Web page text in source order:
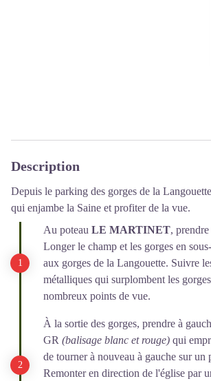
Description
Depuis le parking des gorges de la
qui enjambe la Saine et profiter de la vue.
Au poteau LE MARTINET,
Longer le champ et les gorges en
aux gorges de la Langouette. Suivre
métalliques qui surplombent les
nombreux points de vue.
À la sortie des gorges, prendre à
GR (balisage blanc et rouge) qui
de tourner à nouveau à gauche sur un
Remonter en direction de l'église par